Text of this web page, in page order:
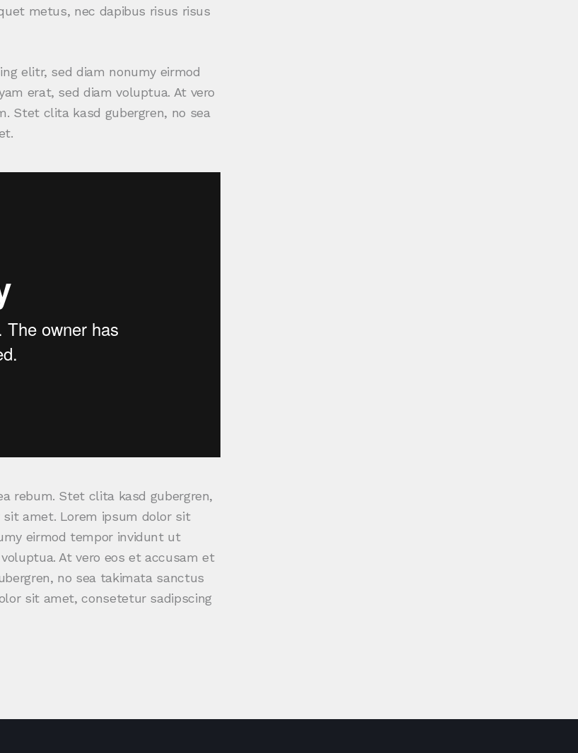
metus, nec dapibus risus risus
elitr, sed diam nonumy eirmod
erat, sed diam voluptua. At vero
Stet clita kasd gubergren, no sea
rebum. Stet clita kasd gubergren,
amet. Lorem ipsum dolor sit
eirmod tempor invidunt ut
At vero eos et accusam et
no sea takimata sanctus
sit amet, consetetur sadipscing